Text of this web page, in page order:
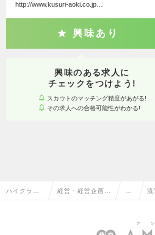
http://www.kusuri-aoki.co.jp…
興味あり
興味のある求人に
チェックをつけよう!
スカウトのマッチング精度があがる!
その求人への合格可能性がわかる!
ハイクラス 経営・経営企画・ M
A
流